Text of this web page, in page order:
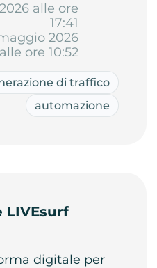
alle ore
17:41
2026
alle ore 10:52
di traffico
automazione
LIVEsurf
digitale per